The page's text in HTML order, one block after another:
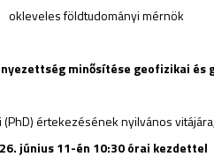
okleveles földtudományi mérnök
minősítése geofizikai
(PhD) értekezésének nyilvános
június 11-én 10:30 órai kezdettel